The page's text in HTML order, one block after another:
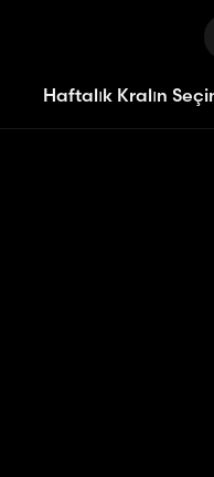
Haftalık Kralın